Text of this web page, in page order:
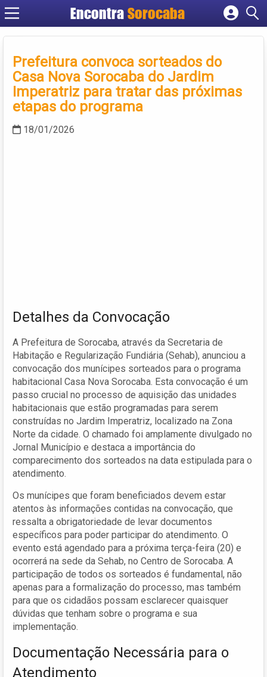
EncontraSorocaba
Cadastrar empresa
Criar conta
Prefeitura convoca sorteados do
Casa Nova Sorocaba do Jardim
Imperatriz para tratar das próximas
etapas do programa
18/01/2026
Detalhes da Convocação
A Prefeitura de Sorocaba, através da Secretaria de
Habitação e Regularização Fundiária (Sehab), anunciou a
convocação dos munícipes sorteados para o programa
habitacional Casa Nova Sorocaba. Esta convocação é um
passo crucial no processo de aquisição das unidades
habitacionais que estão programadas para serem
construídas no Jardim Imperatriz, localizado na Zona
Norte da cidade. O chamado foi amplamente divulgado no
Jornal Município e destaca a importância do
comparecimento dos sorteados na data estipulada para o
atendimento.
Os munícipes que foram beneficiados devem estar
atentos às informações contidas na convocação, que
ressalta a obrigatoriedade de levar documentos
específicos para poder participar do atendimento. O
evento está agendado para a próxima terça-feira (20) e
ocorrerá na sede da Sehab, no Centro de Sorocaba. A
participação de todos os sorteados é fundamental, não
apenas para a formalização do processo, mas também
para que os cidadãos possam esclarecer quaisquer
dúvidas que tenham sobre o programa e sua
implementação.
Documentação Necessária para o
Atendimento